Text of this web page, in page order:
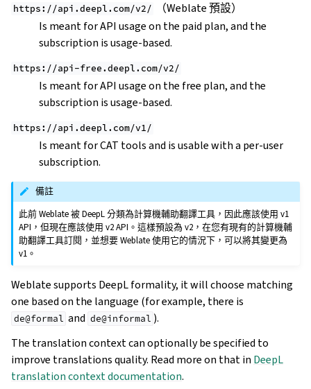
https://api.deepl.com/v2/
（Weblate 預設）
Is meant for API usage on the paid plan, and the
subscription is usage-based.
https://api-free.deepl.com/v2/
Is meant for API usage on the free plan, and the
subscription is usage-based.
https://api.deepl.com/v1/
Is meant for CAT tools and is usable with a per-user
subscription.
備註
此前 Weblate 被 DeepL 分類為計算機輔助翻譯工具，因此應該使用 v1
API，但現在應該使用 v2 API。這樣預設為 v2，在您有現有的計算機輔
助翻譯工具訂閱，並想要 Weblate 使用它的情況下，可以將其變更為
v1。
Weblate supports DeepL formality, it will choose matching
one based on the language (for example, there is
de@formal and de@informal ).
The translation context can optionally be specified to
improve translations quality. Read more on that in DeepL
translation context documentation.